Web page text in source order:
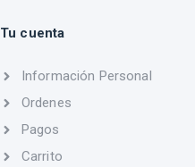
Tu cuenta
Información Personal
Ordenes
Pagos
Carrito